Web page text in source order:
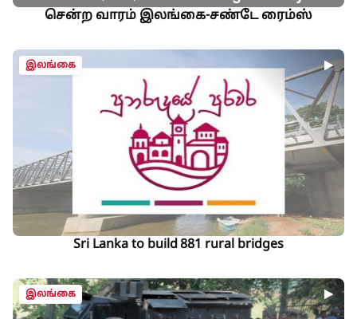
சென்ற வாரம் இலங்கை-சண்டே ரைம்ஸ்
இலங்கை
Sri Lanka to build 881 rural bridges
இலங்கை